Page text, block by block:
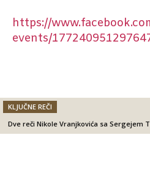
https://
events/
KLJUČNE REČI
Dve reči Nikole Vranjkovića sa Sergejem